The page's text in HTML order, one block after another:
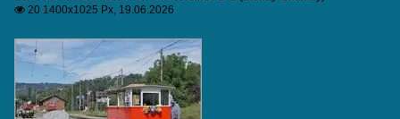
 20 1400x1025 Px, 19.06.2026